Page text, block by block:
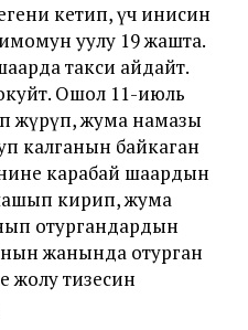
кетип, үч инисин
уулу 19 жашта.
такси айдайт.
Ошол 11-июль
жүрүп, жума намазы
калганын байкаган
карабай шаардын
кирип, жума
отургандардын
жанында отурган
жолу тизесин